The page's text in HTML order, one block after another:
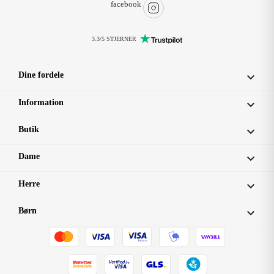
facebook
3.3/5 STJERNER
Dine fordele 
Information 
Butik 
Dame 
Herre 
Børn 